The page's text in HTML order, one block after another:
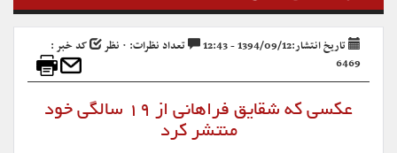
تاریخ انتشار:1394/09/12 - 12:43 تعداد نظرات: ۰ نظر
کد خبر :
6469
عکسی که شقایق فراهانی از ۱۹ سالگی‌ خود
منتشر کرد